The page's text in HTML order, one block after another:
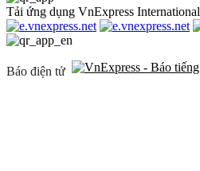
Tải ứng dụng VnExpress International
Báo điện tử